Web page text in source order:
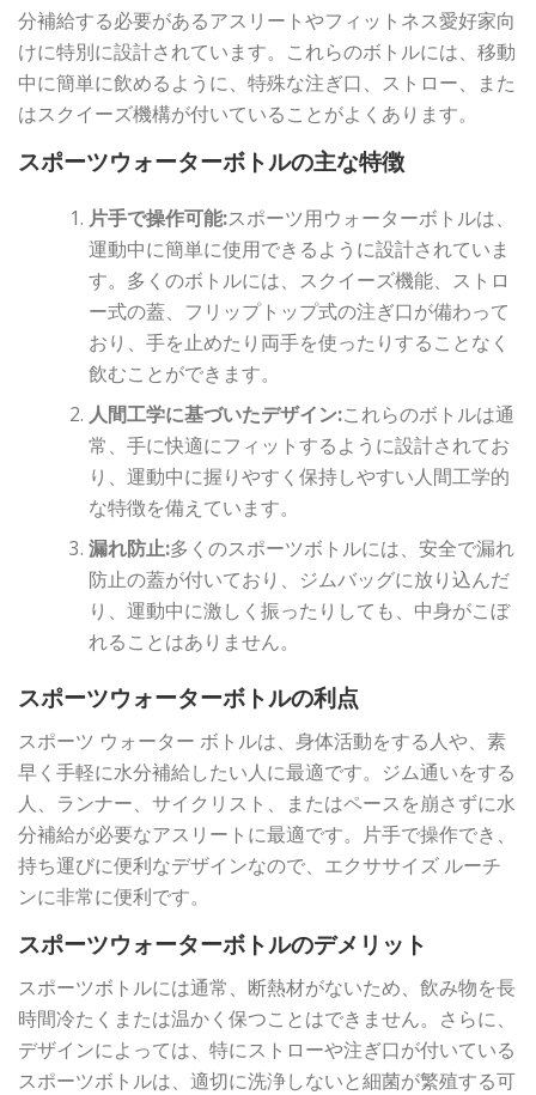
分補給する必要があるアスリートやフィットネス愛好家向
けに特別に設計されています。これらのボトルには、移動
中に簡単に飲めるように、特殊な注ぎ口、ストロー、また
はスクイーズ機構が付いていることがよくあります。
スポーツウォーターボトルの主な特徴
片手で操作可能:スポーツ用ウォーターボトルは、
運動中に簡単に使用できるように設計されていま
す。多くのボトルには、スクイーズ機能、ストロ
ー式の蓋、フリップトップ式の注ぎ口が備わって
おり、手を止めたり両手を使ったりすることなく
飲むことができます。
人間工学に基づいたデザイン:これらのボトルは通
常、手に快適にフィットするように設計されてお
り、運動中に握りやすく保持しやすい人間工学的
な特徴を備えています。
漏れ防止:多くのスポーツボトルには、安全で漏れ
防止の蓋が付いており、ジムバッグに放り込んだ
り、運動中に激しく振ったりしても、中身がこぼ
れることはありません。
スポーツウォーターボトルの利点
スポーツ ウォーター ボトルは、身体活動をする人や、素
早く手軽に水分補給したい人に最適です。ジム通いをする
人、ランナー、サイクリスト、またはペースを崩さずに水
分補給が必要なアスリートに最適です。片手で操作でき、
持ち運びに便利なデザインなので、エクササイズ ルーチ
ンに非常に便利です。
スポーツウォーターボトルのデメリット
スポーツボトルには通常、断熱材がないため、飲み物を長
時間冷たくまたは温かく保つことはできません。さらに、
デザインによっては、特にストローや注ぎ口が付いている
スポーツボトルは、適切に洗浄しないと細菌が繁殖する可